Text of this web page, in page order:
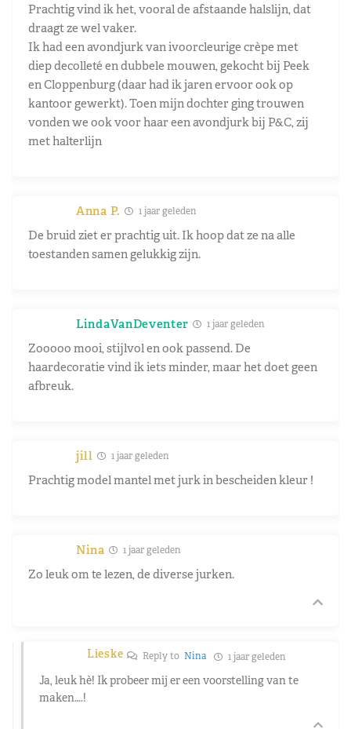
Prachtig vind ik het, vooral de afstaande halslijn, dat
draagt ze wel vaker.
Ik had een avondjurk van ivoorcleurige crèpe met
diep decolleté en dubbele mouwen, gekocht bij Peek
en Cloppenburg (daar had ik jaren ervoor ook op
kantoor gewerkt). Toen mijn dochter ging trouwen
vonden we ook voor haar een avondjurk bij P&C, zij
met halterlijn
Anna P. 1 jaar geleden
De bruid ziet er prachtig uit. Ik hoop dat ze na alle
toestanden samen gelukkig zijn.
LindaVanDeventer 1 jaar geleden
Zooooo mooi, stijlvol en ook passend. De
haardecoratie vind ik iets minder, maar het doet geen
afbreuk.
jill 1 jaar geleden
Prachtig model mantel met jurk in bescheiden kleur !
Nina 1 jaar geleden
Zo leuk om te lezen, de diverse jurken.
Lieske Reply toNina 1 jaar geleden
Ja, leuk hè! Ik probeer mij er een voorstelling van te
maken….!